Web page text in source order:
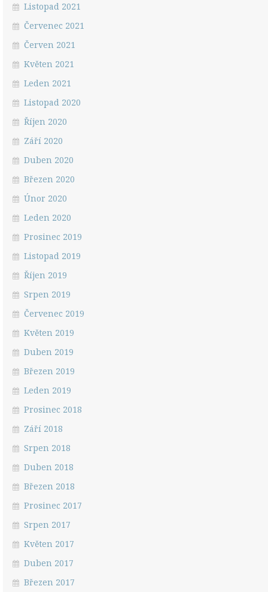
Listopad 2021
Červenec 2021
Červen 2021
Květen 2021
Leden 2021
Listopad 2020
Říjen 2020
Září 2020
Duben 2020
Březen 2020
Únor 2020
Leden 2020
Prosinec 2019
Listopad 2019
Říjen 2019
Srpen 2019
Červenec 2019
Květen 2019
Duben 2019
Březen 2019
Leden 2019
Prosinec 2018
Září 2018
Srpen 2018
Duben 2018
Březen 2018
Prosinec 2017
Srpen 2017
Květen 2017
Duben 2017
Březen 2017